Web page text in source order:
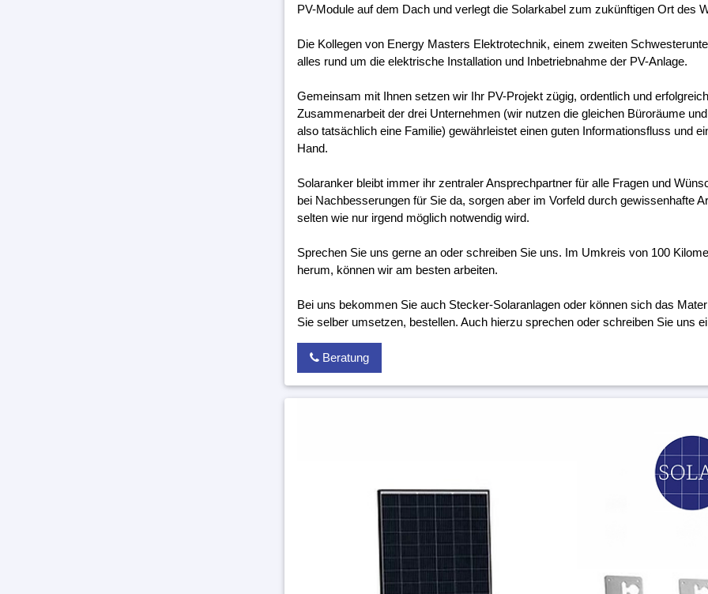
PV-Module auf dem Dach und verlegt die Solarkabel zum zukünftigen Ort des
Die Kollegen von Energy Masters Elektrotechnik, einem zweiten
alles rund um die elektrische Installation und Inbetriebnahme der PV-Anlage.
Gemeinsam mit Ihnen setzen wir Ihr PV-Projekt zügig, ordentlich und
Zusammenarbeit der drei Unternehmen (wir nutzen die gleichen Büroräume
also tatsächlich eine Familie) gewährleistet einen guten Informationsfluss und
Hand.
Solaranker bleibt immer ihr zentraler Ansprechpartner für alle Fragen und
bei Nachbesserungen für Sie da, sorgen aber im Vorfeld durch gewissenhafte
selten wie nur irgend möglich notwendig wird.
Sprechen Sie uns gerne an oder schreiben Sie uns. Im Umkreis von 100
herum, können wir am besten arbeiten.
Bei uns bekommen Sie auch Stecker-Solaranlagen oder können sich das
Sie selber umsetzen, bestellen. Auch hierzu sprechen oder schreiben Sie uns
Beratung